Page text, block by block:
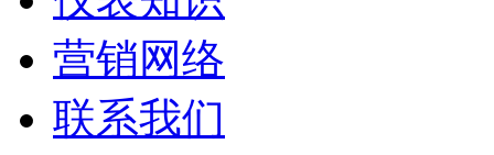
营销网络
联系我们